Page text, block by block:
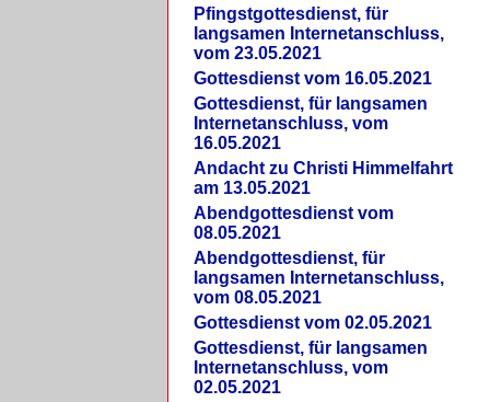
Pfingstgottesdienst, für
langsamen Internetanschluss,
vom 23.05.2021
Gottesdienst vom 16.05.2021
Gottesdienst, für langsamen
Internetanschluss, vom
16.05.2021
Andacht zu Christi Himmelfahrt
am 13.05.2021
Abendgottesdienst vom
08.05.2021
Abendgottesdienst, für
langsamen Internetanschluss,
vom 08.05.2021
Gottesdienst vom 02.05.2021
Gottesdienst, für langsamen
Internetanschluss, vom
02.05.2021